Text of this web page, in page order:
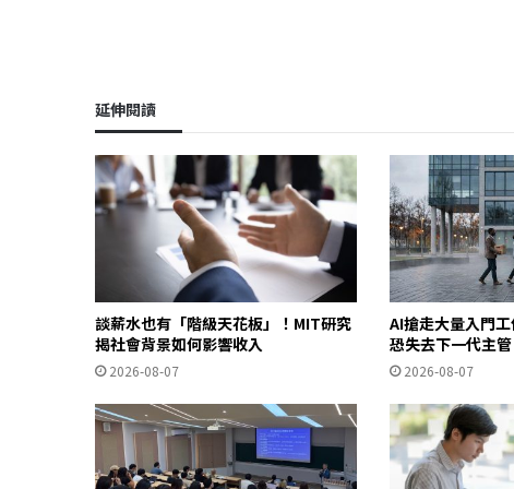
延伸閱讀
談薪水也有「階級天花板」！MIT研究
揭社會背景如何影響收入
2026-08-07
AI搶走大量入門
恐失去下一代主管
2026-08-07